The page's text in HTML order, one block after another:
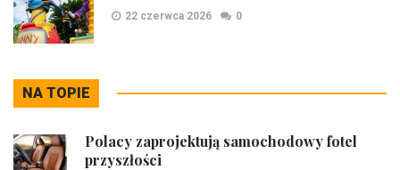
22 czerwca 2026 0
NA TOPIE
Polacy zaprojektują samochodowy fotel
przyszłości